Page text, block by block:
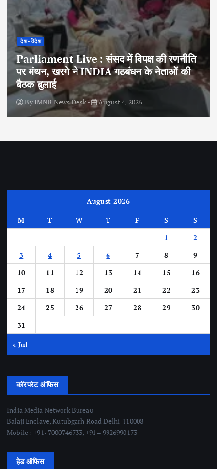
देश-विदेश
Parliament Live : संसद में विपक्ष की रणनीति
पर मंथन, खरगे ने INDIA गठबंधन के नेताओं की
बैठक बुलाई
ByIMNB News Desk August 4, 2026
August 2026
M T W T F S
S
1
2
3
4 5 6 7 8
9
10
11 12 13 14 15
16
17
18 19 20 21 22
23
24
25 26 27 28 29
30
31
« Jul
कॉरपरेट ऑफिस
India Media Network Bureau
Balaji Enclave, Kutubgarh Road Delhi-110008
Mobile : +91- 7000746733, +91 – 9926990173
हेड ऑफिस